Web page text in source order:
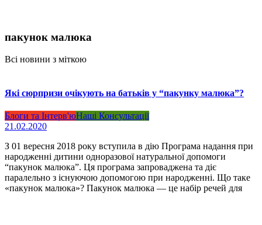
пакунок малюка
Всі новини з міткою
Які сюрпризи очікують на батьків у “пакунку малюка”?
Блоги та Інтерв'юНаші Консультації
21.02.2020
З 01 вересня 2018 року вступила в дію Програма надання при
народженні дитини одноразової натуральної допомоги
“пакунок малюка”. Ця програма запроваджена та діє
паралельно з існуючою допомогою при народженні. Що таке
«пакунок малюка»? Пакунок малюка — це набір речей для